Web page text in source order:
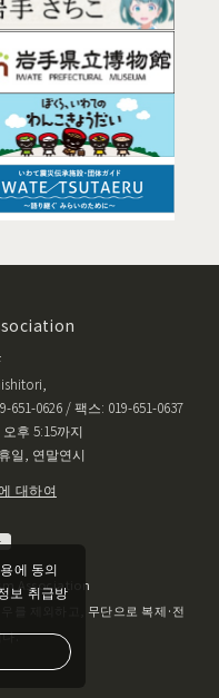
에 동의
보 취급방
0626 / 팩스: 019-651-0637
후 5:15까지
일, 연말연시
대하여
Association
를 제외하고, 무단으로 복제·전
다.